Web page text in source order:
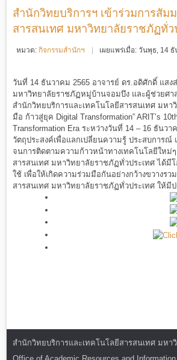
สำนักวิทยบริการฯ เข้าร่วมการสั
สารสนเทศ มหาวิทยาลัยราชภัฏทั่ว
หมวด: กิจกรรมสำนักฯ เผยแพร่เมื่อ: วันพุธ, 14
วันที่ 14 ธันวาคม 2565 อาจารย์ ดร.อดิศักดิ์ แสง
มหาวิทยาลัยราชภัฏหมู่บ้านจอมบึง และผู้ช่วยศา
สำนักวิทยบริการและเทคโนโลยีสารสนเทศ มหา
มือ ก้าวสู่ยุค Digital Transformation” ARIT’s
Transformation Era ระหว่างวันที่ 14 – 16 ธัน
วัตถุประสงค์เพื่อแลกเปลี่ยนความรู้ ประสบการ
จนการติดตามความก้าวหน้าทางเทคโนโลยีใหม่
สารสนเทศ มหาวิทยาลัยราชภัฏทั่วประเทศ ได้มี
ใช้ เพื่อให้เกิดความร่วมมือกันอย่างกว้างขวางร
สารสนเทศ มหาวิทยาลัยราชภัฏทั่วประเทศ ให้
สำนักวิทยบริการและเทคโนโลยีสารสนเทศ มห